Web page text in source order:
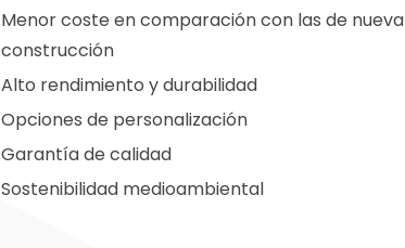
Menor coste en comparación con las de nueva
construcción
Alto rendimiento y durabilidad
Opciones de personalización
Garantía de calidad
Sostenibilidad medioambiental